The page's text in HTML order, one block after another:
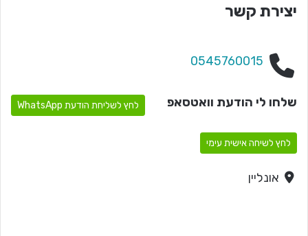
יצירת קשר
0545760015
שלחו לי הודעת וואטסאפ לחץ לשליחת הודעת WhatsApp
לחץ לשיחה אישית עימי
אונליין